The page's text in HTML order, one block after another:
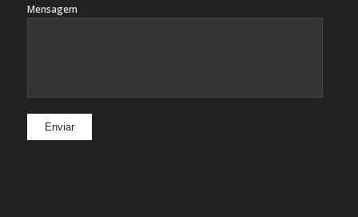
Mensagem